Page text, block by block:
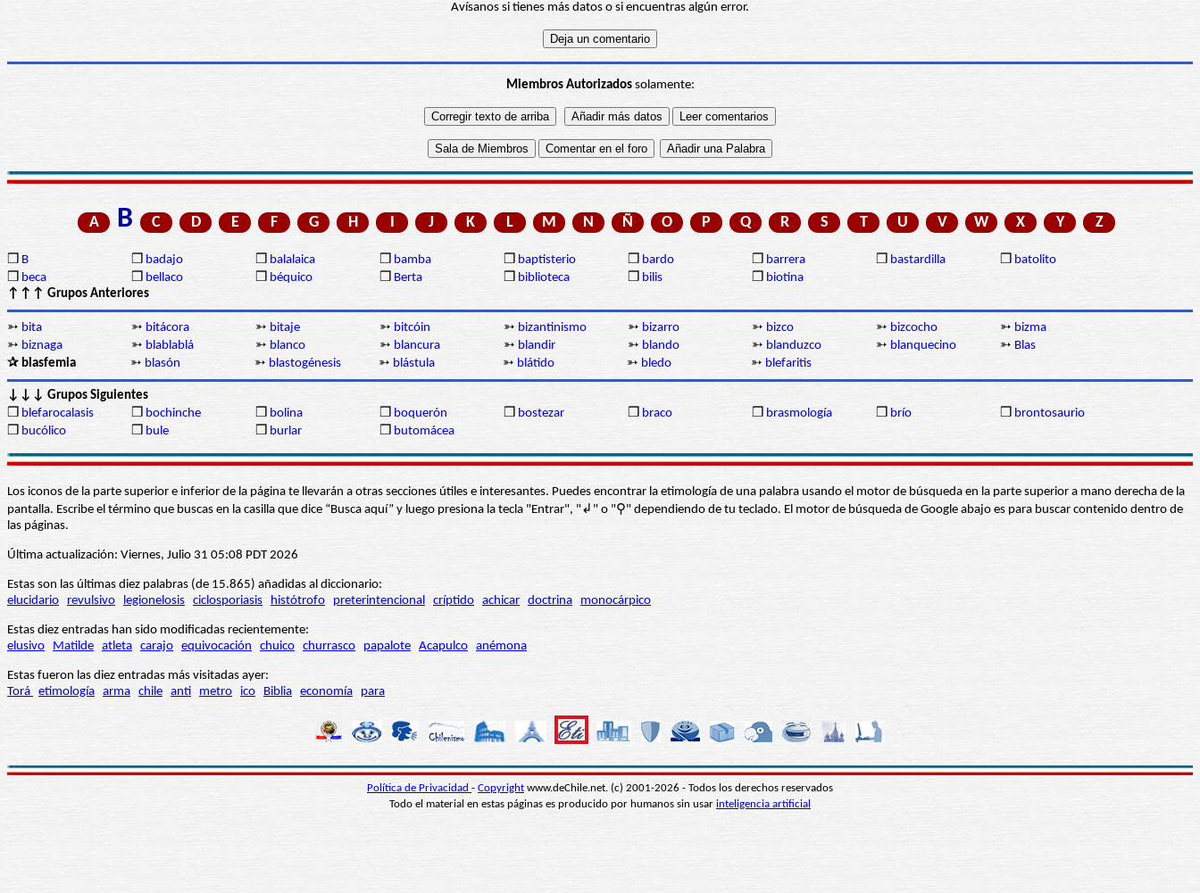
Avísanos si tienes más datos o si encuentras algún error.
Miembros Autorizadossolamente:
A B C D E F G H I J K L M N Ñ O P Q R S T U V W X Y Z
❒ B ❒ badajo ❒ balalaica ❒ bamba ❒ baptisterio ❒ bardo ❒ barrera ❒ bastardilla ❒ batolito
❒ beca ❒ bellaco ❒ béquico ❒ Berta ❒ biblioteca ❒ bilis ❒ biotina
↑↑↑ Grupos Anteriores
➳ bita ➳ bitácora ➳ bitaje ➳ bitcóin ➳ bizantinismo ➳ bizarro ➳ bizco ➳ bizcocho ➳ bizma
➳ biznaga ➳ blablablá ➳ blanco ➳ blancura ➳ blandir ➳ blando ➳ blanduzco ➳ blanquecino ➳ Blas
✰ blasfemia
➳ blasón ➳ blastogénesis ➳ blástula ➳ blátido ➳ bledo ➳ blefaritis
↓↓↓ Grupos Siguientes
❒ blefarocalasis ❒ bochinche ❒ bolina ❒ boquerón ❒ bostezar ❒ braco ❒ brasmología ❒ brío ❒ brontosaurio
❒ bucólico ❒ bule ❒ burlar ❒ butomácea
Los iconos de la parte superior e inferior de la página te llevarán a otras secciones útiles e interesantes. Puedes encontrar la etimología de una palabra usando el motor de búsqueda en la parte superior a mano derecha de la
pantalla. Escribe el término que buscas en la casilla que dice “Busca aquí” y luego presiona la tecla "Entrar", "↲" o "⚲" dependiendo de tu teclado. El motor de búsqueda de Google abajo es para buscar contenido dentro de
las páginas.
Última actualización: Viernes, Julio 31 05:08 PDT 2026
Estas son las últimas diez palabras (de 15.865) añadidas al diccionario:
elucidario
revulsivo legionelosis ciclosporiasis histótrofo preterintencional críptido achicar doctrina monocárpico
Estas diez entradas han sido modificadas recientemente:
elusivo
Matilde atleta carajo equivocación chuico churrasco papalote Acapulco anémona
Estas fueron las diez entradas más visitadas ayer:
Torá etimología arma chile anti metro ico Biblia economía para
Política de Privacidad - Copyright www.deChile.net. (c) 2001-2026 - Todos los derechos reservados
Todo el material en estas páginas es producido por humanos sin usar inteligencia artificial